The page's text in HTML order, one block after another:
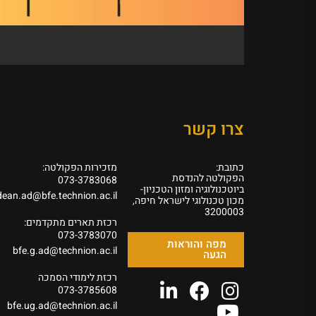
צרו קשר
כתובת:
הפקולטה להנדסת
ביוטכנולוגיה ומזון הטכניון-
מכון טכנולוגי לישראל חיפה,
3200003
מפה והוראות
הגעה
מזכירות הפקולטה:
073-3783068
רכזת תארים מתקדמים:
073-3783070
bfe.g.ad@technion.ac.il
רכזת לימודי הסמכה
073-3785608
bfe.ug.ad@technion.ac.il